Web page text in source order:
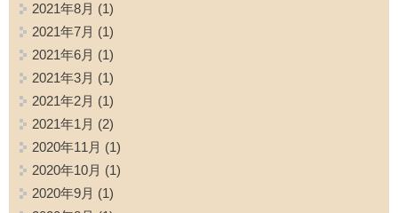
2021年8月 (1)
2021年7月 (1)
2021年6月 (1)
2021年3月 (1)
2021年2月 (1)
2021年1月 (2)
2020年11月 (1)
2020年10月 (1)
2020年9月 (1)